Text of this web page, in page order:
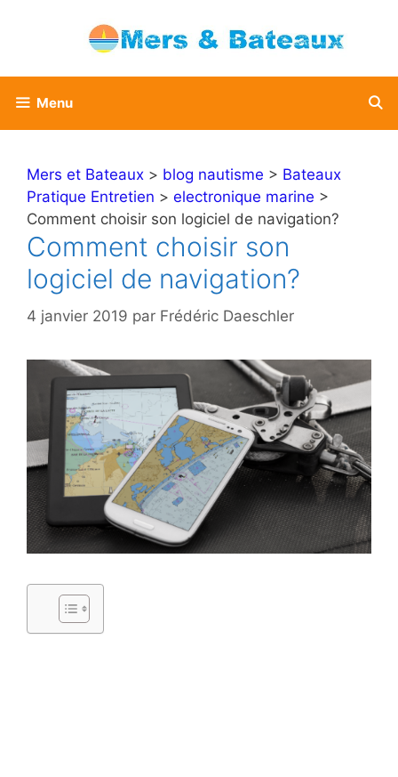
Menu
Mers et Bateaux > blog nautisme > Bateaux
Pratique Entretien > electronique marine >
Comment choisir son logiciel de navigation?
Comment choisir son
logiciel de navigation?
4 janvier 2019 par Frédéric Daeschler